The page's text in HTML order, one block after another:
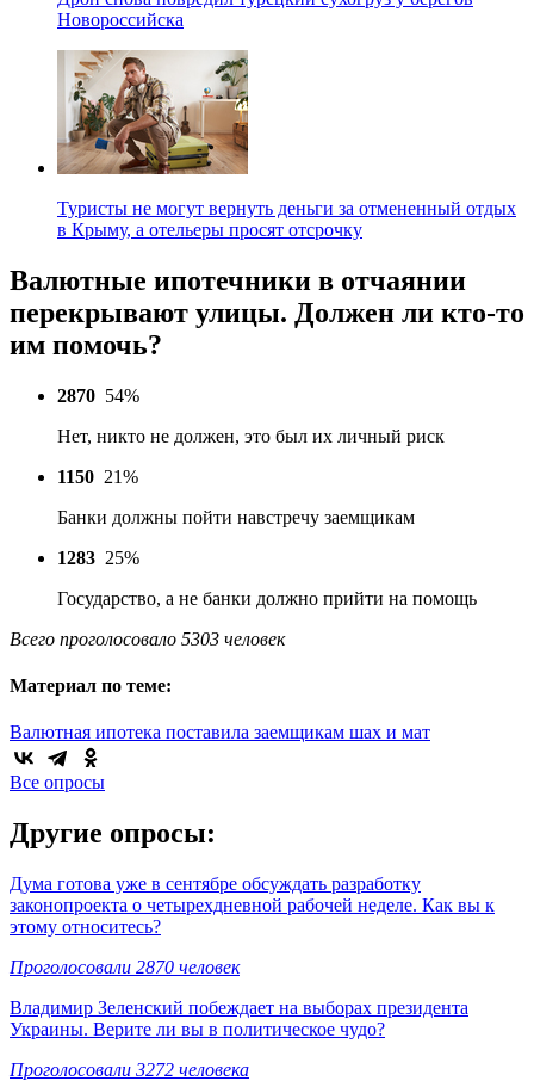
Новороссийска
Туристы не могут вернуть деньги за отмененный отдых
в Крыму, а отельеры просят отсрочку
Валютные ипотечники в отчаянии
перекрывают улицы. Должен ли кто-то
им помочь?
2870 54%
Нет, никто не должен, это был их личный риск
1150 21%
Банки должны пойти навстречу заемщикам
1283 25%
Государство, а не банки должно прийти на помощь
Всего проголосовало 5303 человек
Материал по теме:
Валютная ипотека поставила заемщикам шах и мат
Все опросы
Другие опросы:
Дума готова уже в сентябре обсуждать разработку
законопроекта о четырехдневной рабочей неделе. Как вы к
этому относитесь?
Проголосовали 2870 человек
Владимир Зеленский побеждает на выборах президента
Украины. Верите ли вы в политическое чудо?
Проголосовали 3272 человека